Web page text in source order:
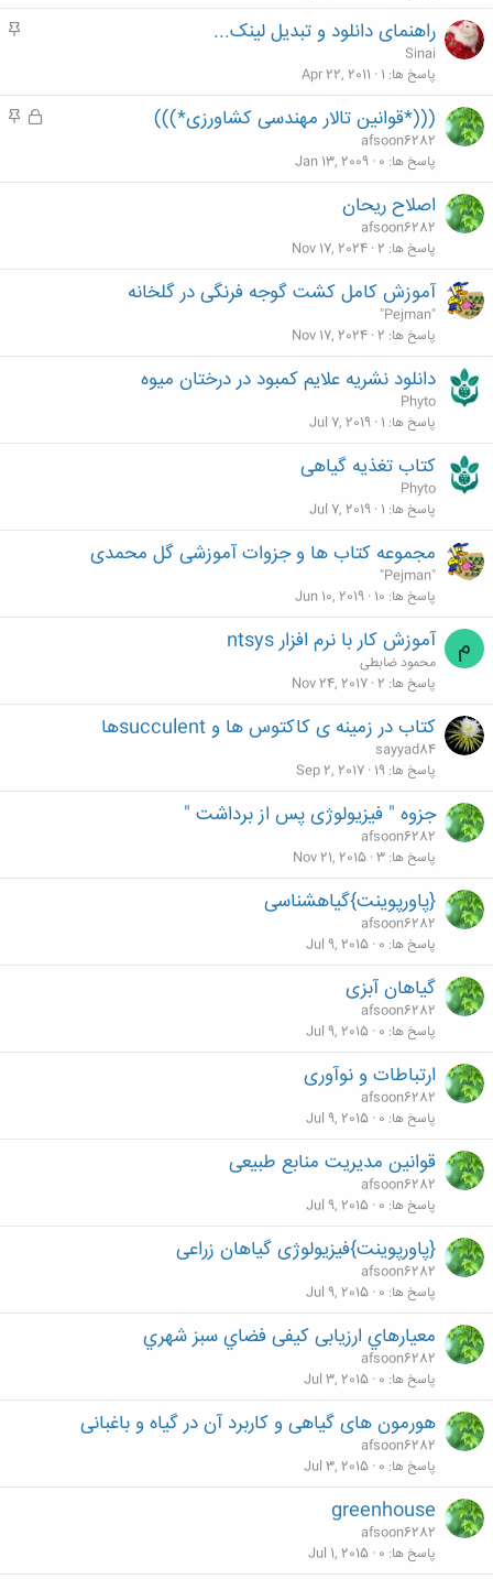
م
راهنمای دانلود و تبدیل لینک...
Sinai
پاسخ ها 1
Apr 22, 2011
ق
م
(((*قوانین تالار مهندسی کشاورزی*)))
afsoon6282
پاسخ ها 0
Jan 13, 2009
اصلاح ریحان
afsoon6282
پاسخ ها 2
Nov 17, 2024
آموزش کامل کشت گوجه فرنگی در گلخانه
"Pejman"
پاسخ ها 2
Nov 17, 2024
دانلود نشریه علایم کمبود در درختان میوه
Phyto
پاسخ ها 1
Jul 7, 2019
کتاب تغذیه گیاهی
Phyto
پاسخ ها 1
Jul 7, 2019
مجموعه کتاب ها و جزوات آموزشی گل محمدی
"Pejman"
پاسخ ها 10
Jun 10, 2019
م آموزش کار با نرم افزار ntsys
محمود ضابطی
پاسخ ها 2
Nov 24, 2017
کتاب در زمینه ی کاکتوس ها و succulentها
sayyad84
پاسخ ها 19
Sep 2, 2017
جزوه " فیزیولوژی پس از برداشت "
afsoon6282
پاسخ ها 3
Nov 21, 2015
{پاورپوینت}گیاهشناسی
afsoon6282
پاسخ ها 0
Jul 9, 2015
گیاهان آبزی
afsoon6282
پاسخ ها 0
Jul 9, 2015
ارتباطات و نوآوری
afsoon6282
پاسخ ها 0
Jul 9, 2015
قوانین مدیریت منابع طبیعی
afsoon6282
پاسخ ها 0
Jul 9, 2015
{پاورپوینت}فیزیولوژی گیاهان زراعی
afsoon6282
پاسخ ها 0
Jul 9, 2015
معیارهاي ارزیابی کیفی فضاي سبز شهري
afsoon6282
پاسخ ها 0
Jul 3, 2015
هورمون های گیاهی و کاربرد آن در گیاه و باغبانی
afsoon6282
پاسخ ها 0
Jul 3, 2015
greenhouse
afsoon6282
پاسخ ها 0
Jul 1, 2015